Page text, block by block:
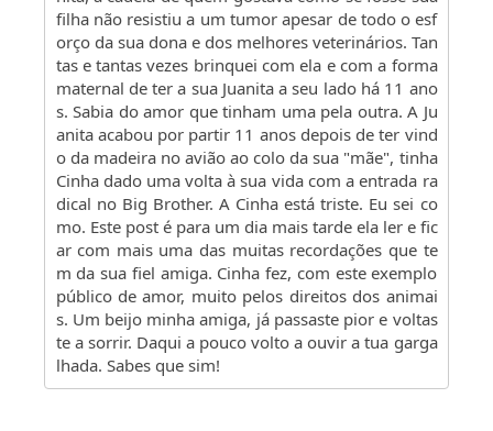
filha não resistiu a um tumor apesar de todo o esf
orço da sua dona e dos melhores veterinários. Tan
tas e tantas vezes brinquei com ela e com a forma
maternal de ter a sua Juanita a seu lado há 11 ano
s. Sabia do amor que tinham uma pela outra. A Ju
anita acabou por partir 11 anos depois de ter vind
o da madeira no avião ao colo da sua "mãe", tinha
Cinha dado uma volta à sua vida com a entrada ra
dical no Big Brother. A Cinha está triste. Eu sei co
mo. Este post é para um dia mais tarde ela ler e fic
ar com mais uma das muitas recordações que te
m da sua fiel amiga. Cinha fez, com este exemplo
público de amor, muito pelos direitos dos animai
s. Um beijo minha amiga, já passaste pior e voltas
te a sorrir. Daqui a pouco volto a ouvir a tua garga
lhada. Sabes que sim!